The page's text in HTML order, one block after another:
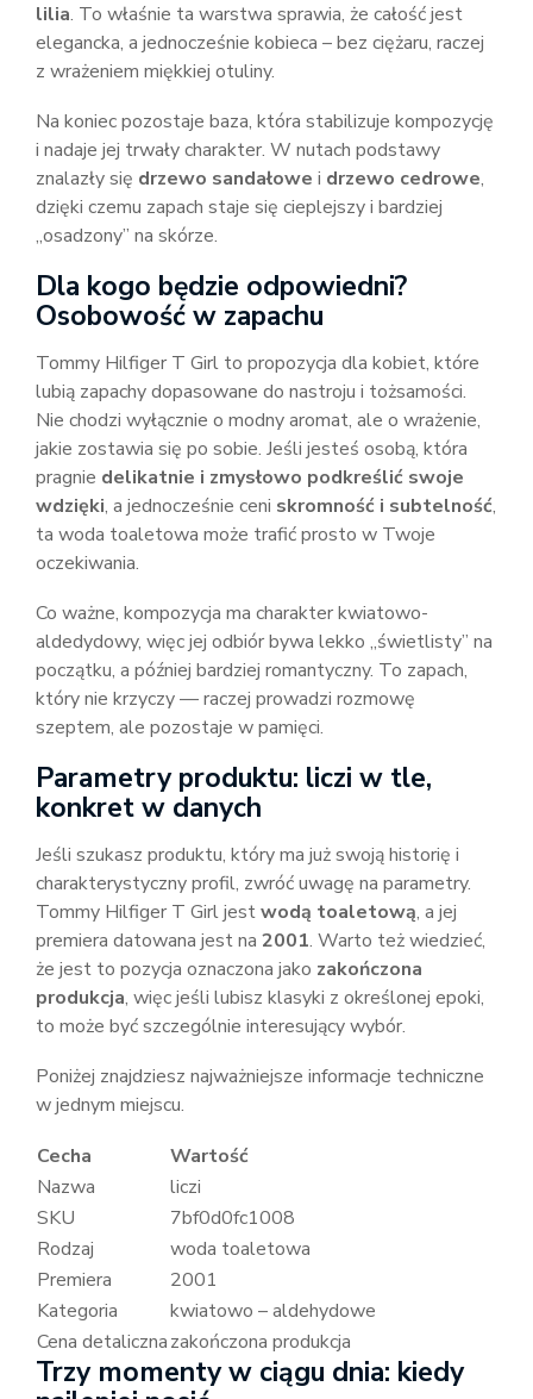
lilia. To właśnie ta warstwa sprawia, że całość jest
elegancka, a jednocześnie kobieca – bez ciężaru, raczej
z wrażeniem miękkiej otuliny.
Na koniec pozostaje baza, która stabilizuje kompozycję
i nadaje jej trwały charakter. W nutach podstawy
znalazły się drzewo sandałowe i drzewo cedrowe,
dzięki czemu zapach staje się cieplejszy i bardziej
„osadzony” na skórze.
Dla kogo będzie odpowiedni?
Osobowość w zapachu
Tommy Hilfiger T Girl to propozycja dla kobiet, które
lubią zapachy dopasowane do nastroju i tożsamości.
Nie chodzi wyłącznie o modny aromat, ale o wrażenie,
jakie zostawia się po sobie. Jeśli jesteś osobą, która
pragnie delikatnie i zmysłowo podkreślić swoje
wdzięki, a jednocześnie ceni skromność i subtelność,
ta woda toaletowa może trafić prosto w Twoje
oczekiwania.
Co ważne, kompozycja ma charakter kwiatowo-
aldedydowy, więc jej odbiór bywa lekko „świetlisty” na
początku, a później bardziej romantyczny. To zapach,
który nie krzyczy — raczej prowadzi rozmowę
szeptem, ale pozostaje w pamięci.
Parametry produktu: liczi w tle,
konkret w danych
Jeśli szukasz produktu, który ma już swoją historię i
charakterystyczny profil, zwróć uwagę na parametry.
Tommy Hilfiger T Girl jestwodą toaletową, a jej
premiera datowana jest na 2001. Warto też wiedzieć,
że jest to pozycja oznaczona jako zakończona
produkcja, więc jeśli lubisz klasyki z określonej epoki,
to może być szczególnie interesujący wybór.
Poniżej znajdziesz najważniejsze informacje techniczne
w jednym miejscu.
Cecha
Wartość
Nazwa
liczi
SKU
7bf0d0fc1008
Rodzaj
woda toaletowa
Premiera
2001
Kategoria
kwiatowo – aldehydowe
Cena detalicznazakończona produkcja
Trzy momenty w ciągu dnia: kiedy